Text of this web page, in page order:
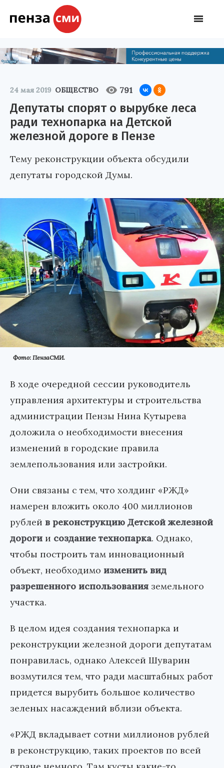
24 мая 2019 ОБЩЕСТВО 791
Депутаты спорят о вырубке леса
ради технопарка на Детской
железной дороге в Пензе
Тему реконструкции объекта обсудили
депутаты городской Думы.
Фото: ПензаСМИ.
В ходе очередной сессии руководитель
управления архитектуры и строительства
администрации Пензы Нина Кутырева
доложила о необходимости внесения
изменений в городские правила
землепользования или застройки.
Они связаны с тем, что холдинг «РЖД»
намерен вложить около 400 миллионов
рублей в реконструкцию Детской железной
дороги и создание технопарка. Однако,
чтобы построить там инновационный
объект, необходимо изменить вид
разрешенного использования земельного
участка.
В целом идея создания технопарка и
реконструкции железной дороги депутатам
понравилась, однако Алексей Шуварин
возмутился тем, что ради масштабных работ
придется вырубить большое количество
зеленых насаждений вблизи объекта.
«РЖД вкладывает сотни миллионов рублей
в реконструкцию, таких проектов по всей